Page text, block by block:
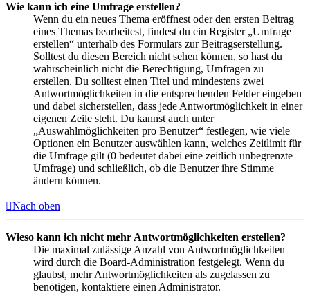
Wie kann ich eine Umfrage erstellen?
Wenn du ein neues Thema eröffnest oder den ersten Beitrag
eines Themas bearbeitest, findest du ein Register „Umfrage
erstellen“ unterhalb des Formulars zur Beitragserstellung.
Solltest du diesen Bereich nicht sehen können, so hast du
wahrscheinlich nicht die Berechtigung, Umfragen zu
erstellen. Du solltest einen Titel und mindestens zwei
Antwortmöglichkeiten in die entsprechenden Felder eingeben
und dabei sicherstellen, dass jede Antwortmöglichkeit in einer
eigenen Zeile steht. Du kannst auch unter
„Auswahlmöglichkeiten pro Benutzer“ festlegen, wie viele
Optionen ein Benutzer auswählen kann, welches Zeitlimit für
die Umfrage gilt (0 bedeutet dabei eine zeitlich unbegrenzte
Umfrage) und schließlich, ob die Benutzer ihre Stimme
ändern können.
Nach oben
Wieso kann ich nicht mehr Antwortmöglichkeiten erstellen?
Die maximal zulässige Anzahl von Antwortmöglichkeiten
wird durch die Board-Administration festgelegt. Wenn du
glaubst, mehr Antwortmöglichkeiten als zugelassen zu
benötigen, kontaktiere einen Administrator.